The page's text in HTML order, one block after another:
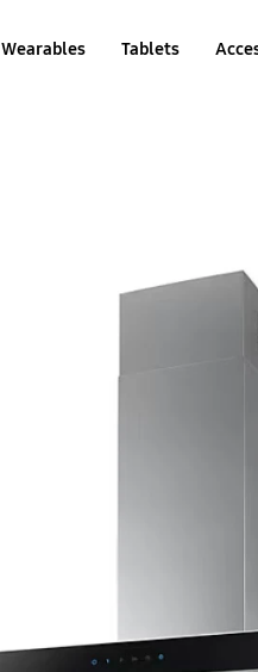
Wearables Tablets